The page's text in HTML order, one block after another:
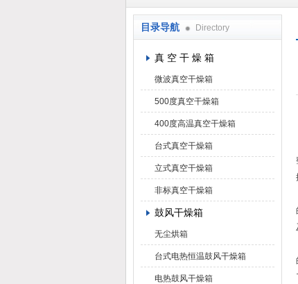
目录导航 Directory
真 空 干 燥 箱
微波真空干燥箱
500度真空干燥箱
400度高温真空干燥箱
台式真空干燥箱
立式真空干燥箱
非标真空干燥箱
鼓风干燥箱
无尘烘箱
台式电热恒温鼓风干燥箱
电热鼓风干燥箱